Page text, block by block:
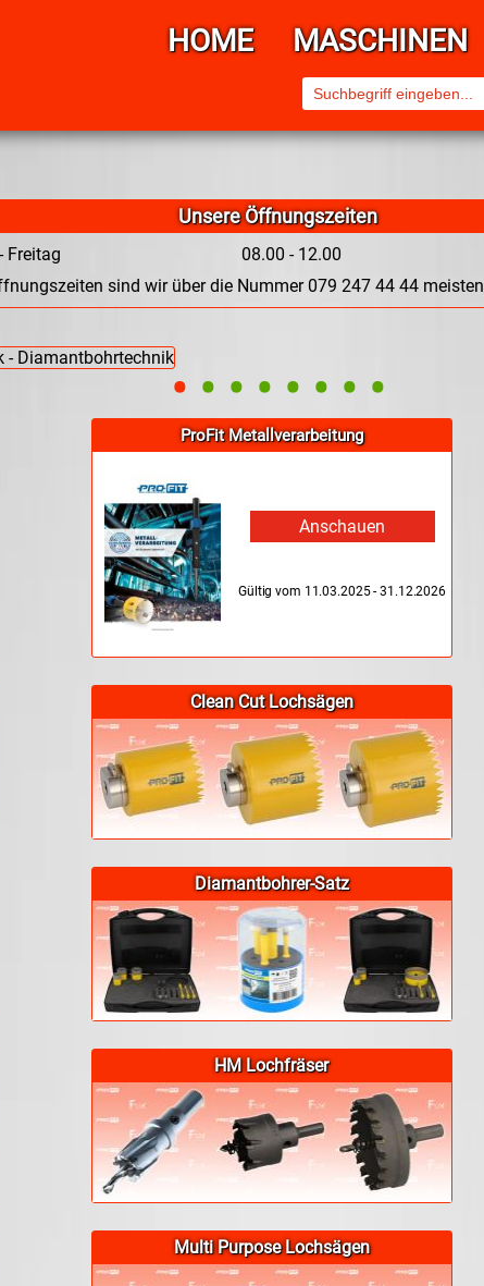
HOME MASCHINEN
Unsere Öffnungszeiten
Freitag 08.00 - 12.00
sind wir über die Nummer 079 247 44 44
• • • • • • • •
ProFit Metallverarbeitung
Anschauen
Gültig vom 11.03.2025 - 31.12.2026
Clean Cut Lochsägen
Diamantbohrer-Satz
HM Lochfräser
Multi Purpose Lochsägen